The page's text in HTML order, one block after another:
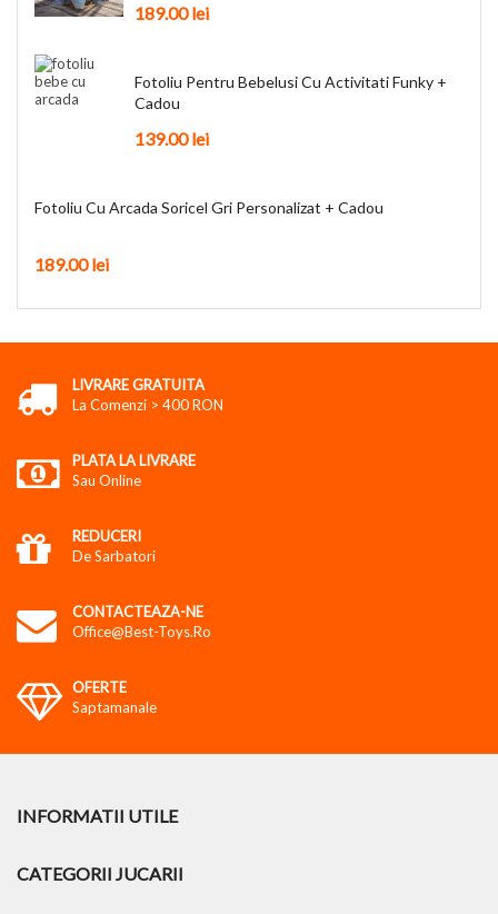
189.00lei
Fotoliu Pentru Bebelusi Cu Activitati Funky +
Cadou
139.00lei
Fotoliu Cu Arcada Soricel Gri Personalizat + Cadou
189.00lei
LIVRARE GRATUITA
La Comenzi > 400 RON
PLATA LA LIVRARE
Sau Online
REDUCERI
De Sarbatori
CONTACTEAZA-NE
Office@best-Toys.ro
OFERTE
Saptamanale
INFORMATII UTILE
CATEGORII JUCARII